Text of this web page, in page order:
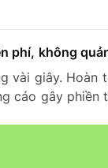
phí, không
vài giây. Hoàn
cáo gây phiền